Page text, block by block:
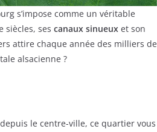
s’impose comme un véritable
siècles, ses canaux sinueux et son
attire chaque année des milliers de
alsacienne ?
le centre-ville, ce quartier vous